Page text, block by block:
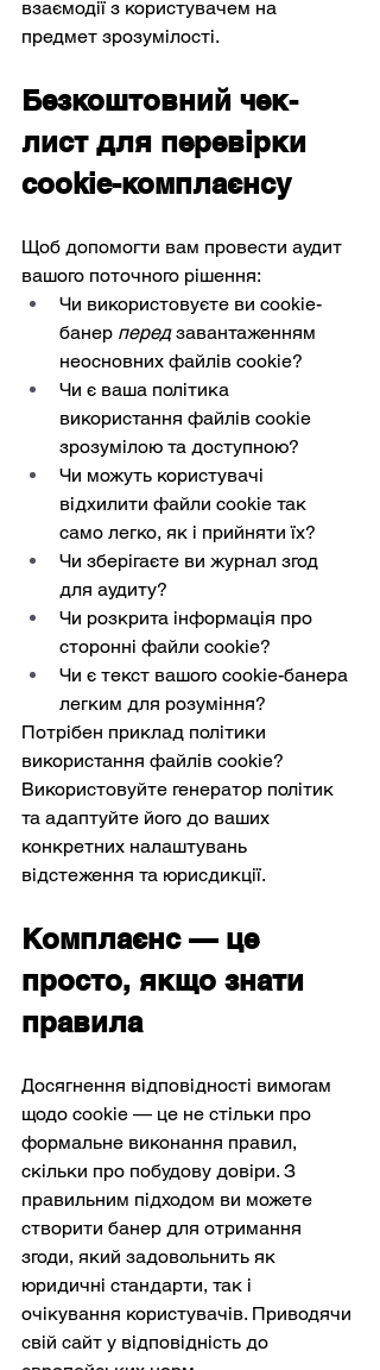
взаємодії з користувачем на
предмет зрозумілості.
Безкоштовний чек-
лист для перевірки
cookie-комплаєнсу
Щоб допомогти вам провести аудит
вашого поточного рішення:
Чи використовуєте ви cookie-
банер перед завантаженням
неосновних файлів cookie?
Чи є ваша політика
використання файлів cookie
зрозумілою та доступною?
Чи можуть користувачі
відхилити файли cookie так
само легко, як і прийняти їх?
Чи зберігаєте ви журнал згод
для аудиту?
Чи розкрита інформація про
сторонні файли cookie?
Чи є текст вашого cookie-банера
легким для розуміння?
Потрібен приклад політики
використання файлів cookie?
Використовуйте генератор політик
та адаптуйте його до ваших
конкретних налаштувань
відстеження та юрисдикції.
Комплаєнс — це
просто, якщо знати
правила
Досягнення відповідності вимогам
щодо cookie — це не стільки про
формальне виконання правил,
скільки про побудову довіри. З
правильним підходом ви можете
створити банер для отримання
згоди, який задовольнить як
юридичні стандарти, так і
очікування користувачів. Приводячи
свій сайт у відповідність до